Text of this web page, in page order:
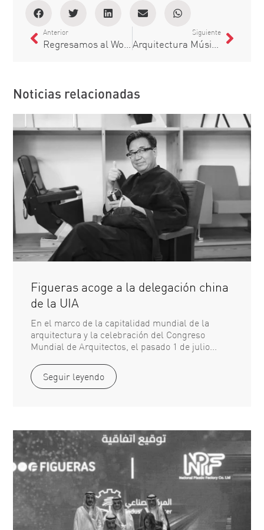
Anterior Siguiente
Noticias relacionadas
Figueras acoge a la delegación china
de la UIA
En el marco de la capitalidad mundial de la
arquitectura y la celebración del Congreso
Mundial de Arquitectos, el pasado 1 de julio...
Seguir leyendo